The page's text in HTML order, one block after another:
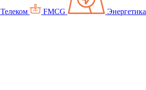
Телеком FMCG Энергетика